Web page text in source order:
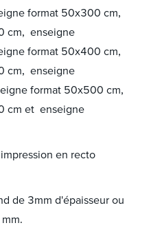
format 50x300 cm,
cm, enseigne
format 50x400 cm,
cm, enseigne
format 50x500 cm,
cm et enseigne
en recto
de 3mm d'épaisseur ou